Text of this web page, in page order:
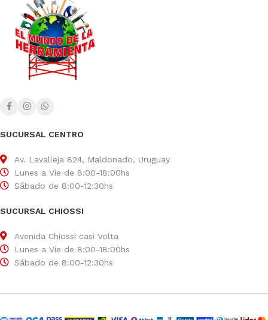
SUCURSAL CENTRO
Av. Lavalleja 824, Maldonado, Uruguay
Lunes a Vie de 8:00-18:00hs
Sábado de 8:00-12:30hs
SUCURSAL CHIOSSI
Avenida Chiossi casi Volta
Lunes a Vie de 8:00-18:00hs
Sábado de 8:00-12:30hs